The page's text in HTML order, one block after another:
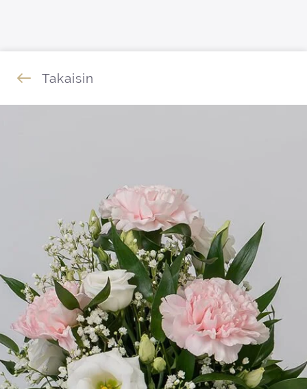
Takaisin